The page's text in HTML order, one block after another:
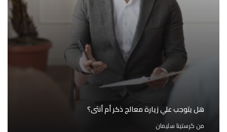
هل يتوجب علي زيارة معالج ذكر أم أنثى؟
من كرستينا سليمان